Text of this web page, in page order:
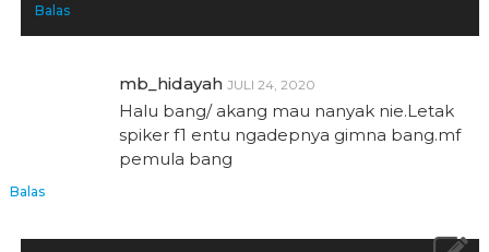
Balas
mb_hidayah JULI 24, 2020
Halu bang/ akang mau nanyak nie.Letak
spiker f1 entu ngadepnya gimna bang.mf
pemula bang
Balas